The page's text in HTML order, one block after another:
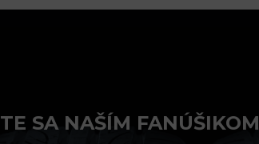
SA NAŠÍM FANÚŠIKOM